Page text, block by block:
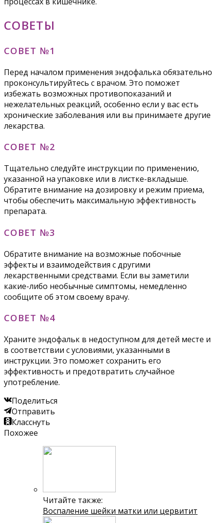
СОВЕТЫ
СОВЕТ №1
Перед началом применения эндофалька обязательно
проконсультируйтесь с врачом. Это поможет
избежать возможных противопоказаний и
нежелательных реакций, особенно если у вас есть
хронические заболевания или вы принимаете другие
лекарства.
СОВЕТ №2
Тщательно следуйте инструкции по применению,
указанной на упаковке или в листке-вкладыше.
Обратите внимание на дозировку и режим приема,
чтобы обеспечить максимальную эффективность
препарата.
СОВЕТ №3
Обратите внимание на возможные побочные
эффекты и взаимодействия с другими
лекарственными средствами. Если вы заметили
какие-либо необычные симптомы, немедленно
сообщите об этом своему врачу.
СОВЕТ №4
Храните эндофальк в недоступном для детей месте и
в соответствии с условиями, указанными в
инструкции. Это поможет сохранить его
эффективность и предотвратить случайное
употребление.
Поделиться
Отправить
Класснуть
Похожее
Читайте также:
Воспаление шейки матки или цервитит